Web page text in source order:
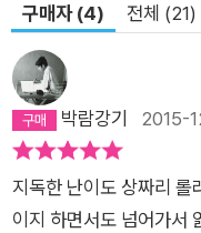
구매자 (4) 전체 (21)
박람강기 2015-
지독한 난이도 상짜리 롤
이지 하면서도 넘어가서